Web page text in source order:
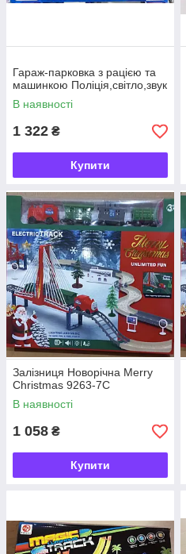
Гараж-парковка з рацією та
машинкою Поліція,світло,звук
В наявності
1 322 ₴
Купити
Залізниця Новорічна Merry
Christmas 9263-7C
В наявності
1 058 ₴
Купити